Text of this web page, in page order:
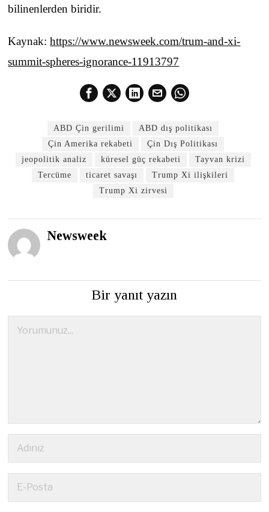
bilinenlerden biridir.
Kaynak:https://www.newsweek.com/trum-and-xi-
summit-spheres-ignorance-11913797
ABD Çin gerilimi
ABD dış politikası
Çin Amerika rekabeti
Çin Dış Politikası
jeopolitik analiz
küresel güç rekabeti
Tayvan krizi
Tercüme
ticaret savaşı
Trump Xi ilişkileri
Trump Xi zirvesi
Newsweek
Bir yanıt yazın